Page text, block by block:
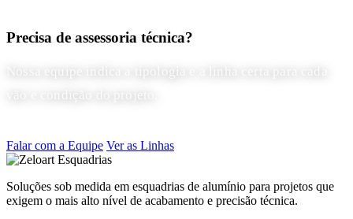
Precisa de assessoria técnica?
Nossa equipe indica a tipologia e a linha certa para cada
Falar com a Equipe Ver as Linhas
Soluções sob medida em esquadrias de alumínio para projetos que
exigem o mais alto nível de acabamento e precisão técnica.